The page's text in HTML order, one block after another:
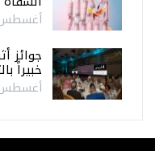
أغسطس 7,
خبيراً
أغسطس 7,